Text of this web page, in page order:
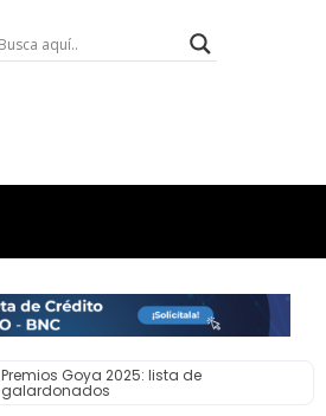
Premios Goya 2025: lista de
galardonados